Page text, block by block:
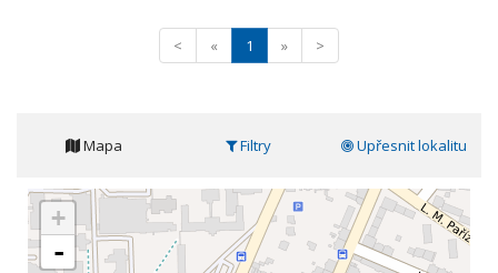
< « 1 » >
Mapa Filtry Upřesnit lokalitu
+
-